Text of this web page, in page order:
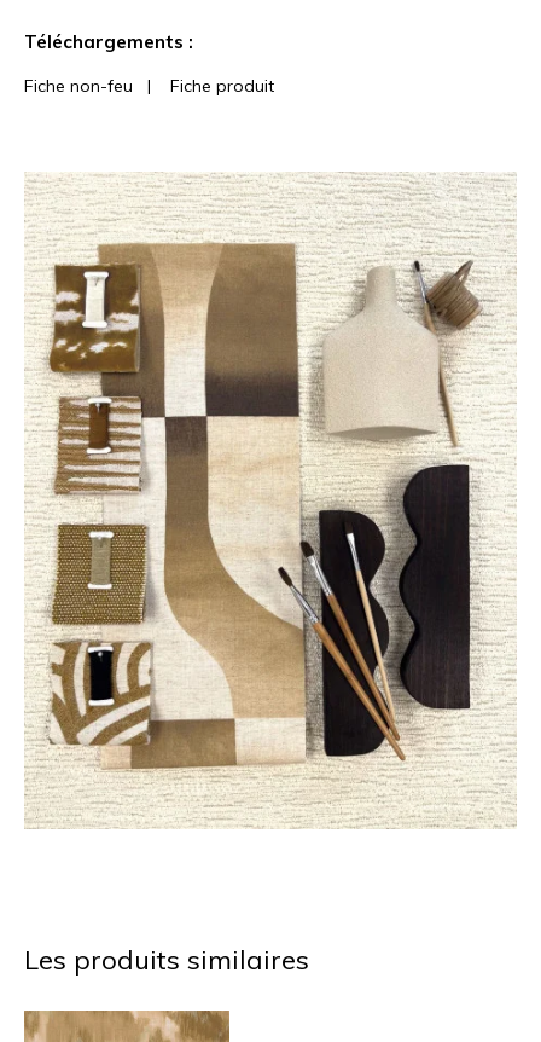
Téléchargements :
Fiche non-feu | Fiche produit
Les produits similaires